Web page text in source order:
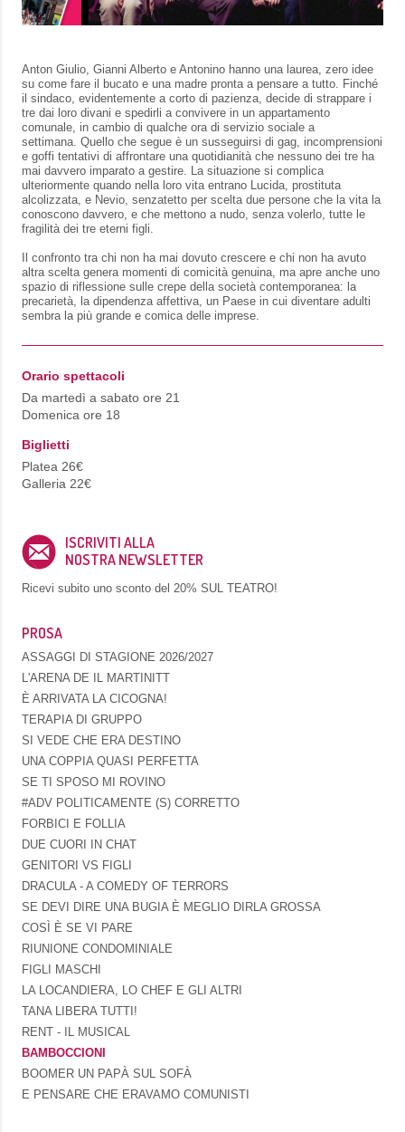
Anton Giulio, Gianni Alberto e Antonino hanno una laurea, zero idee
su come fare il bucato e una madre pronta a pensare a tutto. Finché
il sindaco, evidentemente a corto di pazienza, decide di strappare i
tre dai loro divani e spedirli a convivere in un appartamento
comunale, in cambio di qualche ora di servizio sociale a
settimana. Quello che segue è un susseguirsi di gag, incomprensioni
e goffi tentativi di affrontare una quotidianità che nessuno dei tre ha
mai davvero imparato a gestire. La situazione si complica
ulteriormente quando nella loro vita entrano Lucida, prostituta
alcolizzata, e Nevio, senzatetto per scelta due persone che la vita la
conoscono davvero, e che mettono a nudo, senza volerlo, tutte le
fragilità dei tre eterni figli.
Il confronto tra chi non ha mai dovuto crescere e chi non ha avuto
altra scelta genera momenti di comicità genuina, ma apre anche uno
spazio di riflessione sulle crepe della società contemporanea: la
precarietà, la dipendenza affettiva, un Paese in cui diventare adulti
sembra la più grande e comica delle imprese.
Orario spettacoli
Da martedì a sabato ore 21
Domenica ore 18
Biglietti
Platea 26€
Galleria 22€
ISCRIVITI ALLA
NOSTRA NEWSLETTER
Ricevi subito uno sconto del 20% SUL TEATRO!
PROSA
ASSAGGI DI STAGIONE 2026/2027
L'ARENA DE IL MARTINITT
È ARRIVATA LA CICOGNA!
TERAPIA DI GRUPPO
SI VEDE CHE ERA DESTINO
UNA COPPIA QUASI PERFETTA
SE TI SPOSO MI ROVINO
#ADV POLITICAMENTE (S) CORRETTO
FORBICI E FOLLIA
DUE CUORI IN CHAT
GENITORI VS FIGLI
DRACULA - A COMEDY OF TERRORS
SE DEVI DIRE UNA BUGIA È MEGLIO DIRLA GROSSA
COSÌ È SE VI PARE
RIUNIONE CONDOMINIALE
FIGLI MASCHI
LA LOCANDIERA, LO CHEF E GLI ALTRI
TANA LIBERA TUTTI!
RENT - IL MUSICAL
BAMBOCCIONI
BOOMER UN PAPÀ SUL SOFÀ
E PENSARE CHE ERAVAMO COMUNISTI